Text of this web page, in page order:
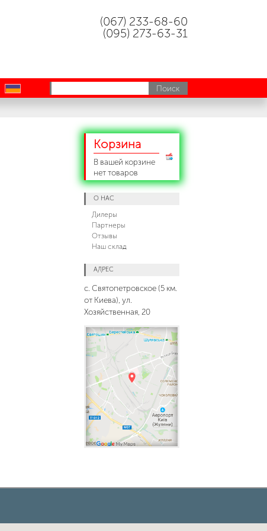
(067) 233-68-60
(095) 273-63-31
uk
Корзина
В вашей корзине
нет товаров
О НАС
Дилеры
Партнеры
Отзывы
Наш склад
АДРЕС
с. Святопетровское (5 км.
от Киева), ул.
Хозяйственная, 20